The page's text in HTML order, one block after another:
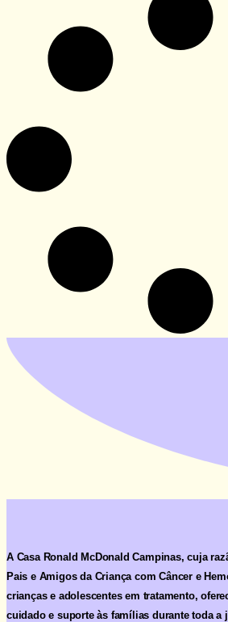
A Casa Ronald McDonald Campinas, cuja
Pais e Amigos da Criança com Câncer e
crianças e adolescentes em tratamento,
cuidado e suporte às famílias durante toda a